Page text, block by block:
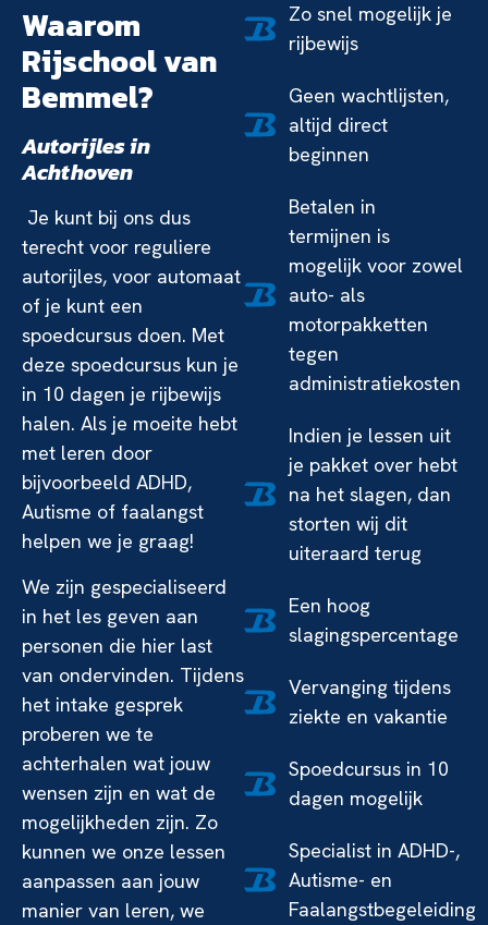
Waarom
Rijschool van
Bemmel?
Autorijles in
Achthoven
Je kunt bij ons dus
terecht voor reguliere
autorijles, voor automaat
of je kunt een
spoedcursus doen. Met
deze spoedcursus kun je
in 10 dagen je rijbewijs
halen. Als je moeite hebt
met leren door
bijvoorbeeld ADHD,
Autisme of faalangst
helpen we je graag!
We zijn gespecialiseerd
in het les geven aan
personen die hier last
van ondervinden. Tijdens
het intake gesprek
proberen we te
achterhalen wat jouw
wensen zijn en wat de
mogelijkheden zijn. Zo
kunnen we onze lessen
aanpassen aan jouw
manier van leren, we
Zo snel mogelijk je
rijbewijs
Geen wachtlijsten,
altijd direct
beginnen
Betalen in
termijnen is
mogelijk voor zowel
auto- als
motorpakketten
tegen
administratiekosten
Indien je lessen uit
je pakket over hebt
na het slagen, dan
storten wij dit
uiteraard terug
Een hoog
slagingspercentage
Vervanging tijdens
ziekte en vakantie
Spoedcursus in 10
dagen mogelijk
Specialist in ADHD-,
Autisme- en
Faalangstbegeleiding